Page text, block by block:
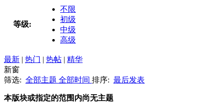
等级:
不限
初级
中级
高级
最新 | 热门 | 热帖 | 精华
新窗
筛选: 全部主题 全部时间 排序: 最后发表
本版块或指定的范围内尚无主题